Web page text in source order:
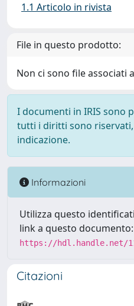
1.1 Articolo in rivista
File in questo prodotto:
Non ci sono file associati
I documenti in IRIS sono
tutti i diritti sono riservati,
indicazione.
Informazioni
Utilizza questo
link a questo documento:
https://hdl.handle.net/
Citazioni